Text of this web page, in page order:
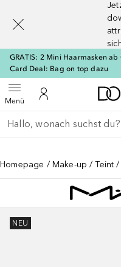
GRATIS: 2 Mini Haarmasken
Card Deal: Bag on top dazu
MenüMenü öffnenZu Meinem
Gehe zurück
Suche ausführen
Homepage Make-up Teint
NEU